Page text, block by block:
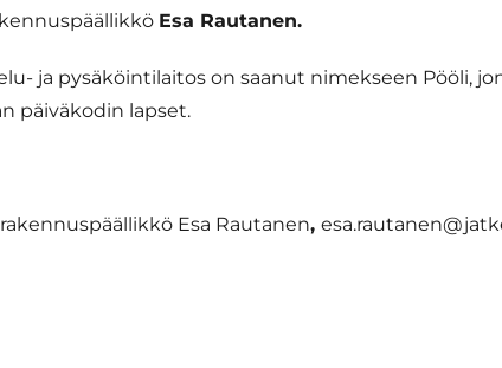
Esa Rautanen.
ja pysäköintilaitos on saanut nimekseen Pööli,
päiväkodin lapset.
Esa Rautanen,